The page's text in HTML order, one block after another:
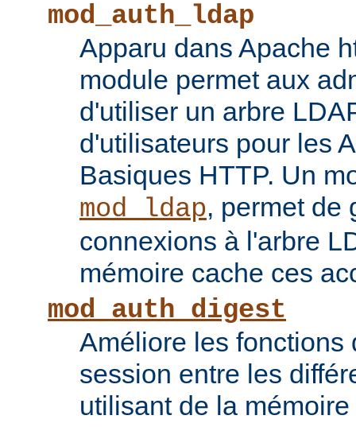
mod_auth_ldap
Apparu dans Apache
module permet aux
d'utiliser un arbre
d'utilisateurs pour les
Basiques HTTP. Un
mod_ldap, permet de
connexions à l'arbre
mémoire cache ces
mod_auth_digest
Améliore les fonctions
session entre les
utilisant de la